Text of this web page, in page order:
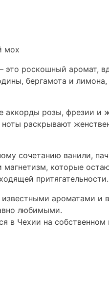
мох
это роскошный аромат,
бергамота и
аккорды розы, фрезии и
раскрывают
сочетанию ванили,
которые
притягательности.
ароматами и
любимыми.
Чехии на собственном